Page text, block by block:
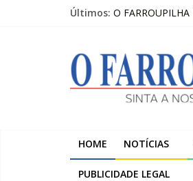
Últimos: O
Pai à distância:
Publicações
O
Nossa
Cidade
HOME NOTÍCIAS
PUBLICIDADE LEGAL